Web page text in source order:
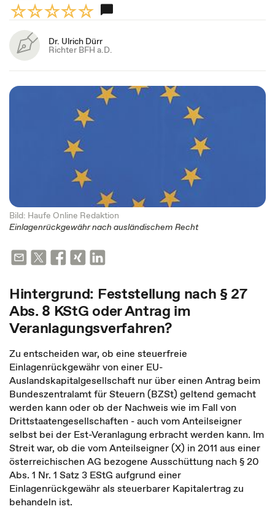
Dr. Ulrich Dürr
Richter BFH a.D.
Bild: Haufe Online Redaktion
Einlagenrückgewähr nach ausländischem Recht
Hintergrund: Feststellung nach § 27
Abs. 8 KStG oder Antrag im
Veranlagungsverfahren?
Zu entscheiden war, ob eine steuerfreie
Einlagenrückgewähr von einer EU-
Auslandskapitalgesellschaft nur über einen Antrag beim
Bundeszentralamt für Steuern (BZSt) geltend gemacht
werden kann oder ob der Nachweis wie im Fall von
Drittstaatengesellschaften - auch vom Anteilseigner
selbst bei der Est-Veranlagung erbracht werden kann. Im
Streit war, ob die vom Anteilseigner (X) in 2011 aus einer
österreichischen AG bezogene Ausschüttung nach § 20
Abs. 1 Nr. 1 Satz 3 EStG aufgrund einer
Einlagenrückgewähr als steuerbarer Kapitalertrag zu
behandeln ist.